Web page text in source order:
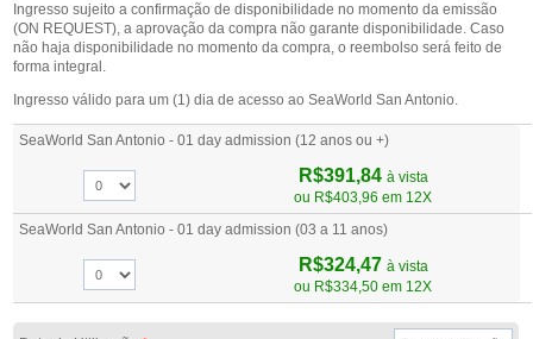
Ingresso sujeito a confirmação de disponibilidade no momento da emissão
(ON REQUEST), a aprovação da compra não garante disponibilidade. Caso
não haja disponibilidade no momento da compra, o reembolso será feito de
forma integral.
Ingresso válido para um (1) dia de acesso ao SeaWorld San Antonio.
SeaWorld San Antonio - 01 day admission (12 anos ou +)
R$391,84 à vista
ou R$403,96 em 12X
SeaWorld San Antonio - 01 day admission (03 a 11 anos)
R$324,47 à vista
ou R$334,50 em 12X